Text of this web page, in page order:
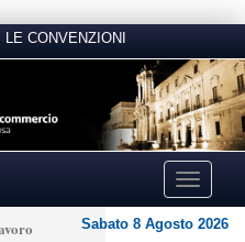
LE CONVENZIONI
Toggle
Sabato 8 Agosto 2026